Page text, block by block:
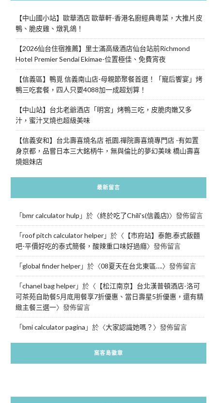
【中山國小站】歐華酒店 歐華軒-香港名廚經典粵菜，大推片皮
鴨、脆皮雞、燉乳鴿！
【2026仙台住宿推薦】里士滿高級酒店仙台站前Richmond
Hotel Premier Sendai Ekimae-位置極佳、免費宵夜
【信義區】鴨覓 信義南山店-母親節聚餐首選！「寵后饗宴」烤
鴨三吃套餐，四人只要4088加一成超划算！
【中山站】台北老爺酒店「明宮」烤鴨三吃，皮脆肉嫩又多
汁，蜜汁叉燒也超級美味
【信義安和】台北壽喜燒名店 祇園.禪院壽喜燒專門店 -有如置
身京都，品嘗日本三大銘柄牛，無與倫比的夢幻美味 橋山壽喜
燒姐妹店
最新留言
「bmr calculator hulp 」於〈終於吃了Chili's(信義店)〉發佈留言
「roof pitch calculator helper」於〈 【市府站】泰飽.泰式飯麵
吧-平價好吃的泰式簡餐，酸辣重口味好過癮〉發佈留言
「global finder helper」於〈08夏天在台北東區….〉發佈留言
「chanel bag helper」於〈 【松江南京】台北漢普頓酒店-洛可
可茶苑自助餐5月底用餐享7折優惠、當日壽星5折優惠，還有精
緻主餐三選一〉發佈留言
「bmi calculator pagina 」於〈大家認識她嗎？ 〉發佈留言
窩客島徽章